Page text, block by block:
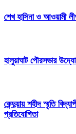
শেখ হাসিনা ও আওয়ামী
হালুয়াঘাট পৌরসভার
কেন্দুয়ায় শহীদ স্মৃতি
প্রতিযোগিতা